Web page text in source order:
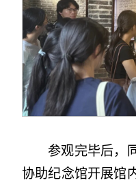
参观完毕后，
协助纪念馆开展馆